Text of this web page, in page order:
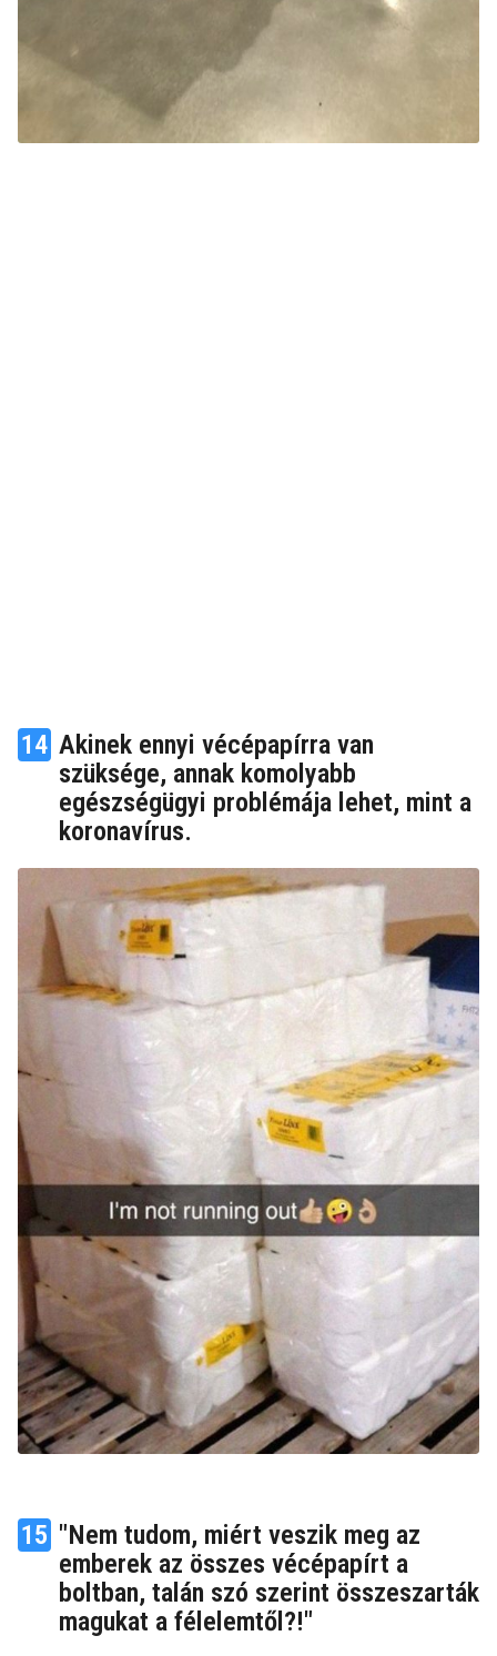
14 Akinek ennyi vécépapírra van
szüksége, annak komolyabb
egészségügyi problémája lehet, mint a
koronavírus.
15 "Nem tudom, miért veszik meg az
emberek az összes vécépapírt a
boltban, talán szó szerint összeszarták
magukat a félelemtől?!"